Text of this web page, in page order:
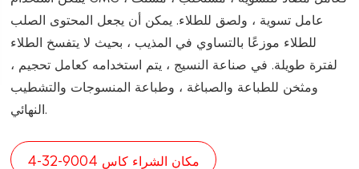
عامل تسوية ، ولصق للطلاء. يمكن أن يجعل المحتوى الصلب
للطلاء موزعًا بالتساوي في المذيب ، بحيث لا يتفسخ الطلاء
لفترة طويلة. في صناعة النسيج ، يتم استخدامه كعامل تحجيم ،
ومثخن للطباعة والصباغة ، وطباعة المنسوجات والتشطيب
النهائي.
مكان الشراء كاس 9004-32-4